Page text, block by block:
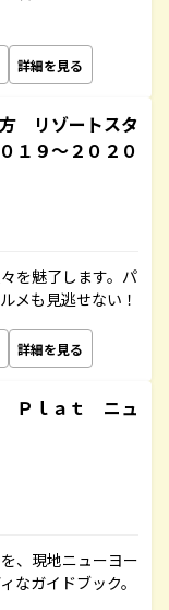
詳細を見る
リゾートスタ
９～２０２０
を魅了します。パ
メも見逃せない！
詳細を見る
Ｐｌａｔ ニュ
、現地ニューヨー
ガイドブック。